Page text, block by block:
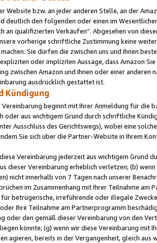
Website bzw. an jeder anderen Stelle, an der
deutlich den folgenden oder einen im
an qualifizierten Verkäufen“. Abgesehen von
vorherige schriftliche Zustimmung keine
Sie dürfen die zwischen uns und Ihnen
oder impliziten Aussage, dass Amazon
zwischen Amazon und Ihnen oder einer
ausdrücklich gestattet ist.
Kündigung
beginnt mit Ihrer Anmeldung für die
oder aus wichtigem Grund durch schriftliche
Ausschluss des Gerichtswegs), wobei eine
Sie sich über die Partner-Website in Ihrem
Vereinbarung jederzeit aus wichtigem Grund
dieser Vereinbarung erheblich verletzen; (b)
nicht innerhalb von 7 Tagen nach unserer
im Zusammenhang mit Ihrer Teilnahme am
betrügerische, irreführende oder illegale
Ihre Teilnahme am Partnerprogramm
oder den gemäß dieser Vereinbarung von den
könnte; (g) wenn wir diese Vereinbarung mit
agieren, bereits in der Vergangenheit, gleich